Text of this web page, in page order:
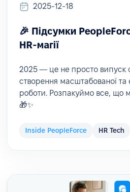
2025-12-18
🎉 Підсумки
HR-магії
2025 — це не просто випуск
створення масштабованої та
роботи. Розпакуймо все, що
🎁✨
Inside PeopleForce HR Tech